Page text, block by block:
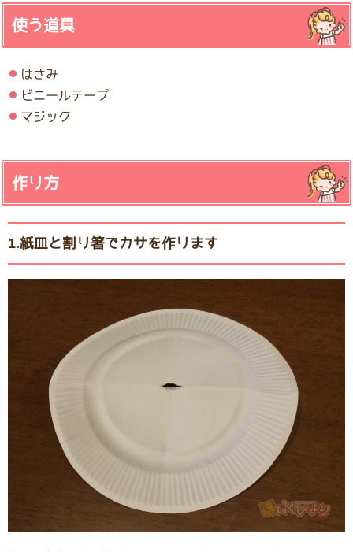
使う道具
はさみ
ビニールテープ
マジック
作り方
1.紙皿と割り箸でカサを作ります